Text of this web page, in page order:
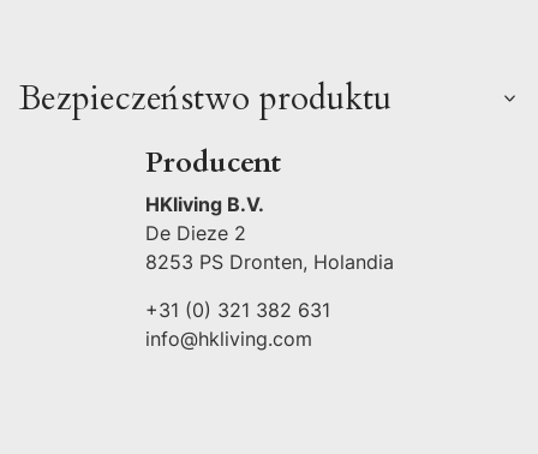
Bezpieczeństwo produktu
Producent
HKliving B.V.
De Dieze 2
8253 PS Dronten, Holandia
+31 (0) 321 382 631
info@hkliving.com